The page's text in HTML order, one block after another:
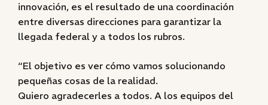
innovación, es el resultado de una coordinación
entre diversas direcciones para garantizar la
llegada federal y a todos los rubros.
“El objetivo es ver cómo vamos solucionando
pequeñas cosas de la realidad.
Quiero agradecerles a todos. A los equipos del